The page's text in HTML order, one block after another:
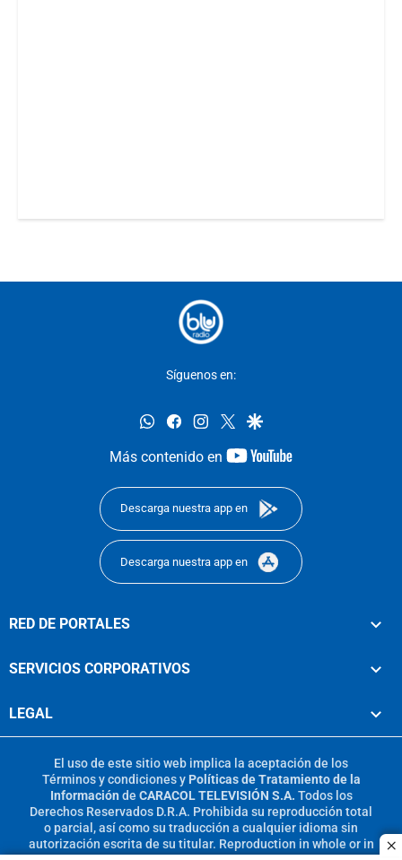
Síguenos en:
whatsappfacebookinstagram
twittergoogle
Más contenido en
youtube-
Descarga nuestra app en
Descarga nuestra app en
RED DE PORTALES
SERVICIOS CORPORATIVOS
LEGAL
El uso de este sitio web implica la aceptación de los
Términos y condicionesy Políticas de Tratamiento de la
Información de CARACOL TELEVISIÓN S.A. Todos los
Derechos Reservados D.R.A. Prohibida su reproducción total
o parcial, así como su traducción a cualquier idioma sin
autorización escrita de su titular. Reproduction in whole or in